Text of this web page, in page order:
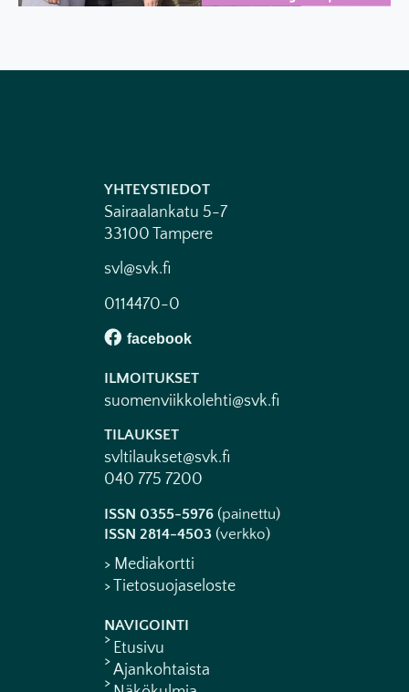
YHTEYSTIEDOT
Sairaalankatu 5-7
33100 Tampere
svl@svk.fi
0114470-0
ILMOITUKSET
suomenviikkolehti@svk.fi
TILAUKSET
svltilaukset@svk.fi
040 775 7200
ISSN 0355-5976 (painettu)
ISSN 2814-4503 (verkko)
> Mediakortti
> Tietosuojaseloste
NAVIGOINTI
Etusivu
Ajankohtaista